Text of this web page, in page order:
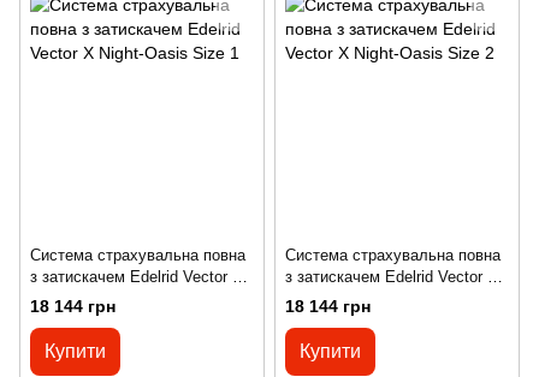
Система страхувальна повна
з затискачем Edelrid Vector X
Night-Oasis Size 1
18 144 грн
Купити
Система страхувальна повна
з затискачем Edelrid Vector X
Night-Oasis Size 2
18 144 грн
Купити